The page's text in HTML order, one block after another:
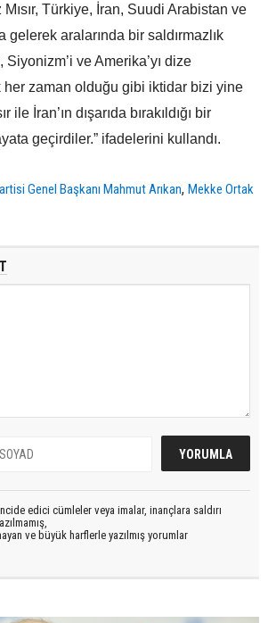
Mısır, Türkiye, İran, Suudi Arabistan ve
gelerek aralarında bir saldırmazlık
Siyonizm’i ve Amerika’yı dize
her zaman olduğu gibi iktidar bizi yine
ile İran’ın dışarıda bırakıldığı bir
geçirdiler.” ifadelerini kullandı.
Genel Başkanı Mahmut Arıkan,Mekke Ortak
edici cümleler veya imalar, inançlara saldırı
ve büyük harflerle yazılmış yorumlar